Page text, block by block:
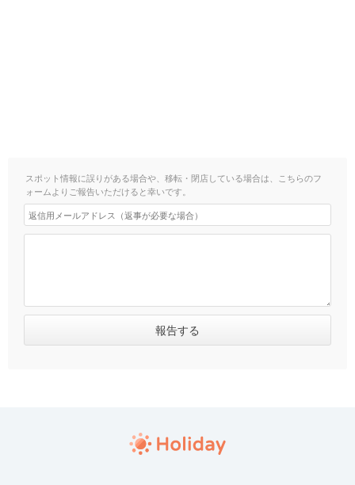
スポット情報に誤りがある場合や、移転・閉店している場合は、こちらのフ
ォームよりご報告いただけると幸いです。